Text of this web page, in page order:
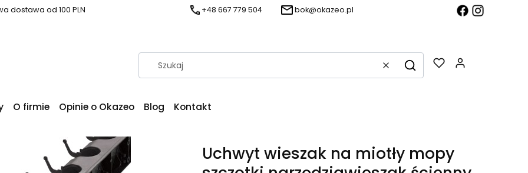
dostawa od 100 PLN +48 667 779 504 bok@okazeo.pl
WyczyśćSzukaj
O firmie Opinie o Okazeo Blog Kontakt
Uchwyt wieszak na miotły mopy